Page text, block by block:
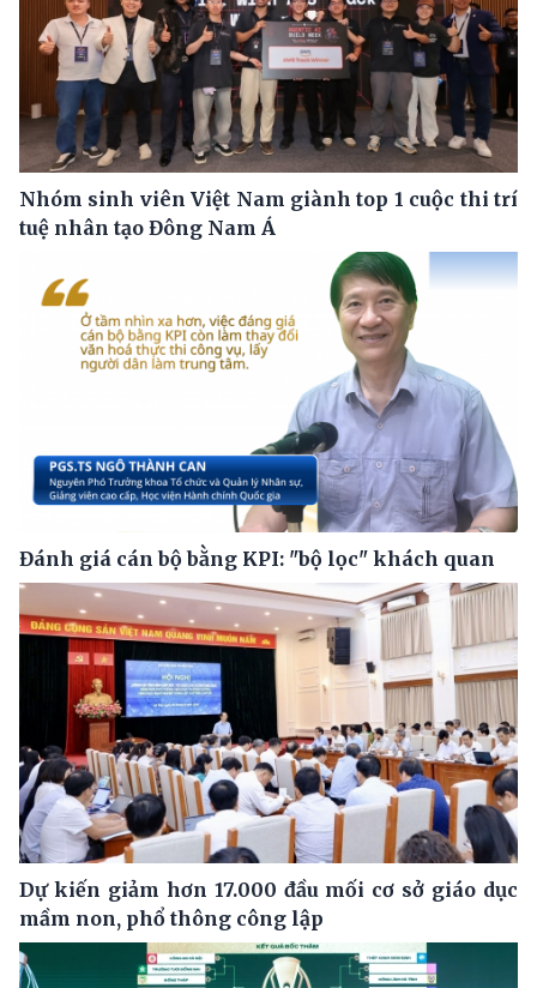
Nhóm sinh viên Việt Nam giành top 1 cuộc thi trí
tuệ nhân tạo Đông Nam Á
Đánh giá cán bộ bằng KPI: "bộ lọc" khách quan
Dự kiến giảm hơn 17.000 đầu mối cơ sở giáo dục
mầm non, phổ thông công lập